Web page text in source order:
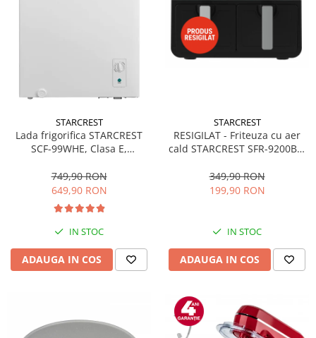
STARCREST
Lada frigorifica STARCREST
SCF-99WHE, Clasa E,
convertibil - functie frigider,
Termostat reglabil, Alb
749,90 RON
649,90 RON
IN STOC
ADAUGA IN COS
STARCREST
RESIGILAT - Friteuza cu aer
cald STARCREST SFR-9200BK,
Termostat 80 - 200 °C, 8
programe predefinite, Negru
349,90 RON
199,90 RON
IN STOC
ADAUGA IN COS